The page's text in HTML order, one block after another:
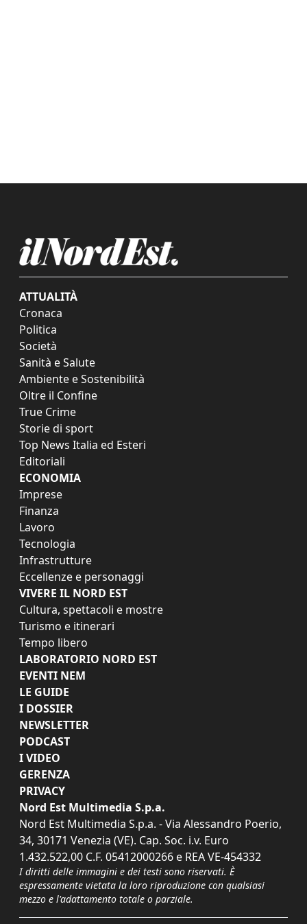
ATTUALITÀ
Cronaca
Politica
Società
Sanità e Salute
Ambiente e Sostenibilità
Oltre il Confine
True Crime
Storie di sport
Top News Italia ed Esteri
Editoriali
ECONOMIA
Imprese
Finanza
Lavoro
Tecnologia
Infrastrutture
Eccellenze e personaggi
VIVERE IL NORD EST
Cultura, spettacoli e mostre
Turismo e itinerari
Tempo libero
LABORATORIO NORD EST
EVENTI NEM
LE GUIDE
I DOSSIER
NEWSLETTER
PODCAST
I VIDEO
GERENZA
PRIVACY
Nord Est Multimedia S.p.a.
Nord Est Multimedia S.p.a. - Via Alessandro Poerio,
34, 30171 Venezia (VE). Cap. Soc. i.v. Euro
1.432.522,00 C.F. 05412000266 e REA VE-454332
I diritti delle immagini e dei testi sono riservati. È
espressamente vietata la loro riproduzione con qualsiasi
mezzo e l'adattamento totale o parziale.